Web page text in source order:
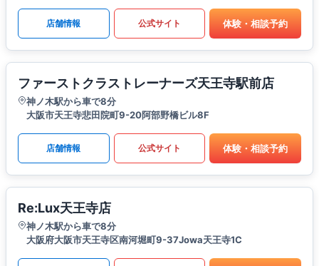
店舗情報 公式サイト 体験・相談予約
ファーストクラストレーナーズ天王寺駅前店
神ノ木駅から車で8分
大阪市天王寺悲田院町9-20阿部野橋ビル8F
店舗情報 公式サイト 体験・相談予約
Re:Lux天王寺店
神ノ木駅から車で8分
大阪府大阪市天王寺区南河堀町9-37Jowa天王寺1C